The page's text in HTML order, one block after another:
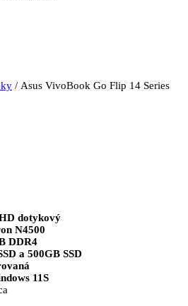
/ Asus VivoBook Go Flip 14 Series
dotykový
N4500
DDR4
a 500GB SSD
11S